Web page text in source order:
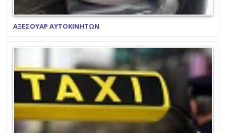
ΑΞΕΣΟΥΑΡ ΑΥΤΟΚΙΝΗΤΩΝ